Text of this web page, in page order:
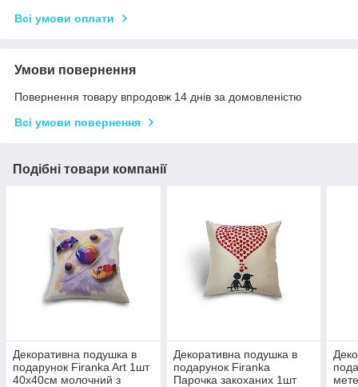
Всі умови оплати
Умови повернення
Повернення товару впродовж 14 днів за домовленістю
Всі умови повернення
Подібні товари компанії
Декоративна подушка в
подарунок Firanka Art 1шт
40х40см молочний з
Декоративна подушка в
подарунок Firanka
Парочка закоханих 1шт